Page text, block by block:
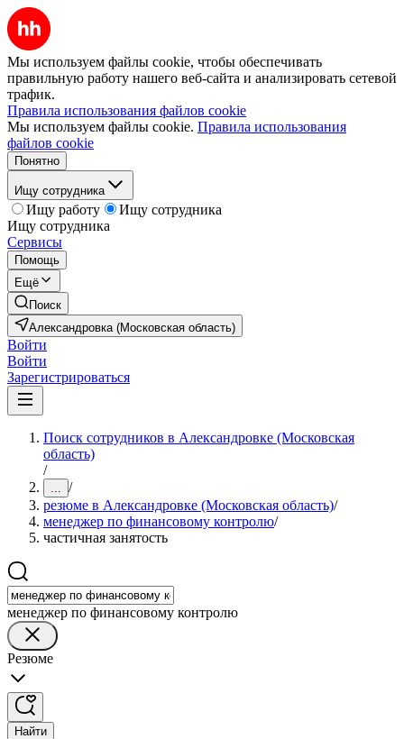
Мы используем файлы cookie, чтобы обеспечивать
правильную работу нашего веб-сайта и анализировать сетевой
трафик.
Правила использования файлов cookie
Мы используем файлы cookie. Правила использования
файлов cookie
Понятно
Ищу сотрудника
Ищу работу
Ищу сотрудника
Ищу сотрудника
Сервисы
Помощь
Ещё
Поиск
Александровка (Московская область)
Войти
Войти
Зарегистрироваться
Поиск сотрудников в Александровке (Московская
область)
/
... /
резюме в Александровке (Московская область)/
менеджер по финансовому контролю/
частичная занятость
менеджер по финансовому контролю
Резюме
Найти